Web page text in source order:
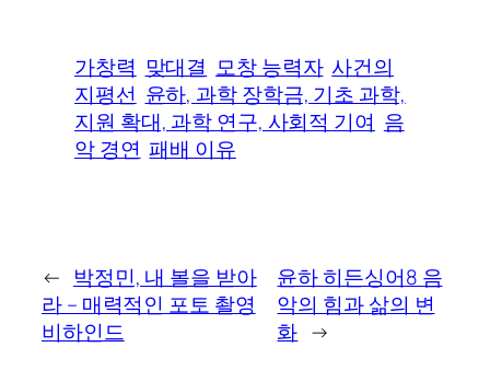
가창력 맞대결 모창 능력자 사건의
지평선 윤하, 과학 장학금, 기초 과학,
지원 확대, 과학 연구, 사회적 기여 음
악 경연 패배 이유
← 박정민, 내 볼을 받아
라 – 매력적인 포토 촬영
비하인드
윤하 히든싱어8 음
악의 힘과 삶의 변
화 →